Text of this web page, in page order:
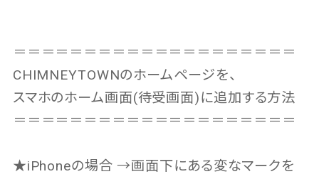
＝＝＝＝＝＝＝＝＝＝＝＝＝＝＝＝＝＝＝＝
CHIMNEYTOWNのホームページを、
スマホのホーム画面(待受画面)に追加する方法
＝＝＝＝＝＝＝＝＝＝＝＝＝＝＝＝＝＝＝＝
★iPhoneの場合 →画面下にある変なマークを